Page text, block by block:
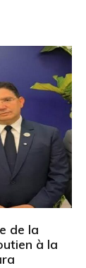
de la
à la